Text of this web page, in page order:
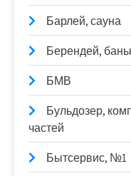
Барлей, сауна
Берендей,
БМВ
Бульдозер,
частей
Бытсервис, №1